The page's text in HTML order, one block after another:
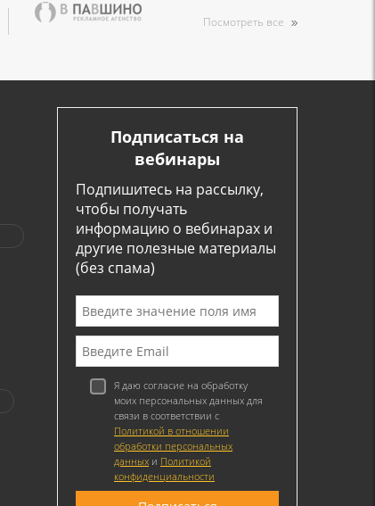
Посмотреть все
Подписаться на
вебинары
Подпишитесь на рассылку,
чтобы получать
информацию о вебинарах и
другие полезные материалы
(без спама)
Я даю согласие на обработку
моих персональных данных для
связи в соответствии с
Политикой в отношении
обработки персональных
данных и Политикой
конфиденциальности